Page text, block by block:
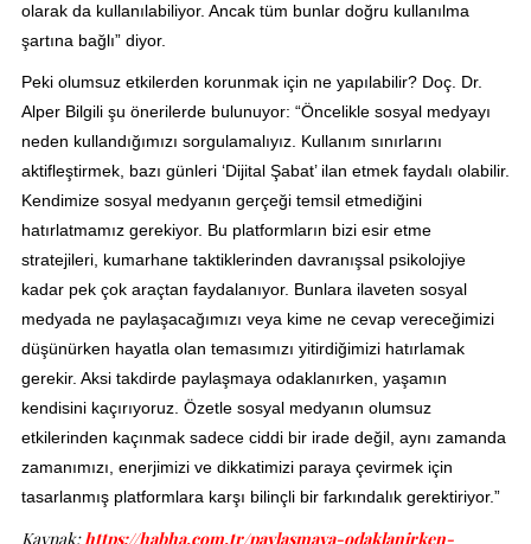
olarak da kullanılabiliyor. Ancak tüm bunlar doğru kullanılma
şartına bağlı” diyor.
Peki olumsuz etkilerden korunmak için ne yapılabilir? Doç. Dr.
Alper Bilgili şu önerilerde bulunuyor: “Öncelikle sosyal medyayı
neden kullandığımızı sorgulamalıyız. Kullanım sınırlarını
aktifleştirmek, bazı günleri ‘Dijital Şabat’ ilan etmek faydalı olabilir.
Kendimize sosyal medyanın gerçeği temsil etmediğini
hatırlatmamız gerekiyor. Bu platformların bizi esir etme
stratejileri, kumarhane taktiklerinden davranışsal psikolojiye
kadar pek çok araçtan faydalanıyor. Bunlara ilaveten sosyal
medyada ne paylaşacağımızı veya kime ne cevap vereceğimizi
düşünürken hayatla olan temasımızı yitirdiğimizi hatırlamak
gerekir. Aksi takdirde paylaşmaya odaklanırken, yaşamın
kendisini kaçırıyoruz. Özetle sosyal medyanın olumsuz
etkilerinden kaçınmak sadece ciddi bir irade değil, aynı zamanda
zamanımızı, enerjimizi ve dikkatimizi paraya çevirmek için
tasarlanmış platformlara karşı bilinçli bir farkındalık gerektiriyor.”
Kaynak:https://habha.com.tr/paylasmaya-odaklanirken-